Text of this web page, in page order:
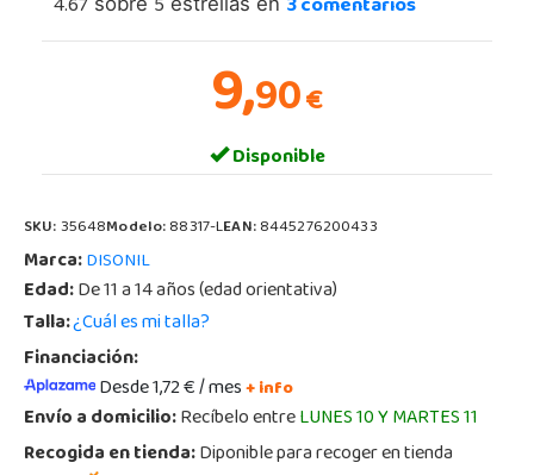
9,90€
Disponible
SKU:35648Modelo:88317-LEAN:8445276200433
Marca:DISONIL
Edad:De 11 a 14 años (edad orientativa)
Talla:¿Cuál es mi talla?
Financiación:
Desde 1,72 € / mes+ info
Envío a domicilio:Recíbelo entreLUNES 10 Y MARTES 11
Recogida en tienda:Diponible para recoger en tienda